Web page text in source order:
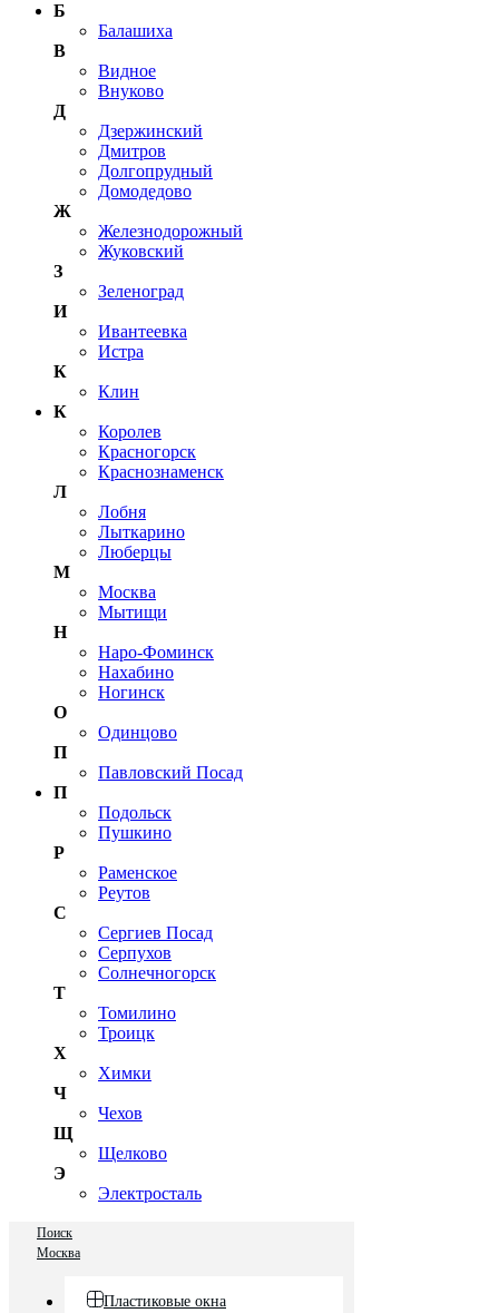
Б
Балашиха
В
Видное
Внуково
Д
Дзержинский
Дмитров
Долгопрудный
Домодедово
Ж
Железнодорожный
Жуковский
З
Зеленоград
И
Ивантеевка
Истра
К
Клин
К
Королев
Красногорск
Краснознаменск
Л
Лобня
Лыткарино
Люберцы
М
Москва
Мытищи
Н
Наро-Фоминск
Нахабино
Ногинск
О
Одинцово
П
Павловский Посад
П
Подольск
Пушкино
Р
Раменское
Реутов
С
Сергиев Посад
Серпухов
Солнечногорск
Т
Томилино
Троицк
Х
Химки
Ч
Чехов
Щ
Щелково
Э
Электросталь
Поиск
Москва
Пластиковые окна